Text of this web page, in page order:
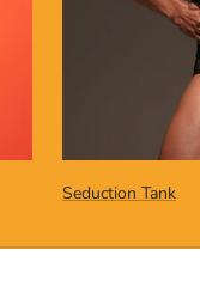
Seduction Tank